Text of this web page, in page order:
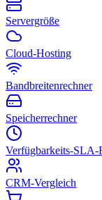
Servergröße
Cloud-Hosting
Bandbreitenrechner
Speicherrechner
Verfügbarkeits-SLA-
CRM-Vergleich